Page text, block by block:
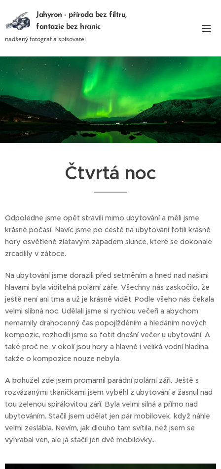
Jahyron - příroda bez filtru,
fantazie bez hranic
nadšený fotograf a spisovatel
Čtvrtá noc
Odpoledne jsme opět strávili mimo ubytování a měli jsme
krásné počasí. Navíc jsme po cestě na ubytování fotili krásné
hory osvětlené zlatavým západem slunce, které se dokonale
zrcadlily v zátoce.
Na ubytování jsme dorazili před setměním a hned nad našimi
hlavami byla viditelná polární záře. Všechny nás zaskočilo, že
ještě není ani tma a už je krásně vidět. Podle všeho nás čekala
velmi slibná noc. Udělali jsme si rychlou večeři a abychom
nemarnily drahocenný čas popojížděním a hledáním nových
kompozic, rozhodli jsme se fotit dnešní večer u ubytování. A
také proč ne, v okolí jsou hory a hlavně i veliká vodní hladina,
takže o kompozice nouze nebyla.
A bohužel zde jsem promarnil parádní polární záři. Ještě s
rozvázanými tkaničkami jsem vyběhl z ubytování a žasnul nad
tou zelenou spirálovitou září. Byla velmi silná a přímo nad
ubytováním. Stačil jsem udělat jen pár mobilovek, když náhle
velmi zeslábla. Nevím, jak dlouho tam svítila, než jsem se
vyhrabal ven, ale já stačil jen dvě mobilovky...